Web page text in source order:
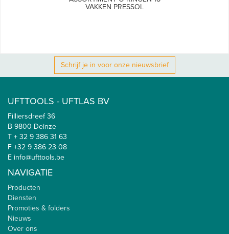
VAKKEN PRESSOL
Schrijf je in voor onze nieuwsbrief
UFTTOOLS - UFTLAS BV
Filliersdreef 36
B-9800 Deinze
T + 32 9 386 31 63
F +32 9 386 23 08
E info@ufttools.be
NAVIGATIE
Producten
Diensten
Promoties & folders
Nieuws
Over ons